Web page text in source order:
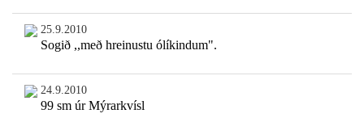
25.9.2010
Sogið ,,með hreinustu ólíkindum".
24.9.2010
99 sm úr Mýrarkvísl